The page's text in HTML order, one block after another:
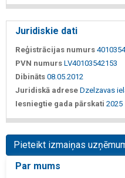
Juridiskie dati
Reģistrācijas numurs
PVN numurs LV40103542153
Dibināts 08.05.2012
Juridiskā adrese Dzelzavas
Iesniegtie gada pārskati 2025
Pieteikt izmaiņas
Par mums